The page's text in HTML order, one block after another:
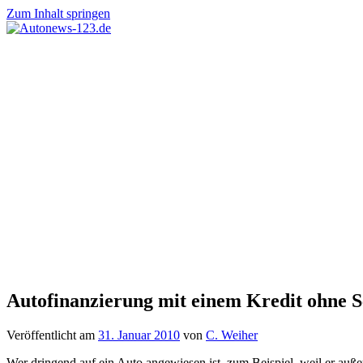
Zum Inhalt springen
Autofinanzierung mit einem Kredit ohne
Veröffentlicht am 31. Januar 2010 von C. Weiher